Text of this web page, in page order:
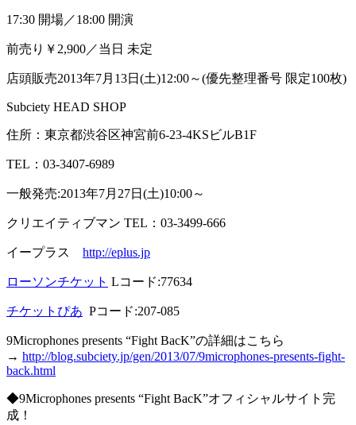
17:30 開場／18:00 開演
前売り￥2,900／当日 未定
店頭販売2013年7月13日(土)12:00～(優先整理番号 限定100枚)
Subciety HEAD SHOP
住所：東京都渋谷区神宮前6-23-4KSビルB1F
TEL：03-3407-6989
一般発売:2013年7月27日(土)10:00～
クリエイティブマン TEL：03-3499-666
イープラス http://eplus.jp
ローソンチケット Lコード:77634
チケットぴあ Pコード:207-085
9Microphones presents “Fight BacK”の詳細はこちら
→ http://blog.subciety.jp/gen/2013/07/9microphones-presents-fight-
back.html
◆9Microphones presents “Fight BacK”オフィシャルサイト完
成！